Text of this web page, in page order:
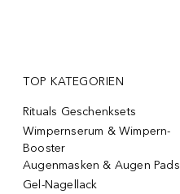
TOP KATEGORIEN
Rituals Geschenksets
Wimpernserum & Wimpern-
Booster
Augenmasken & Augen Pads
Gel-Nagellack